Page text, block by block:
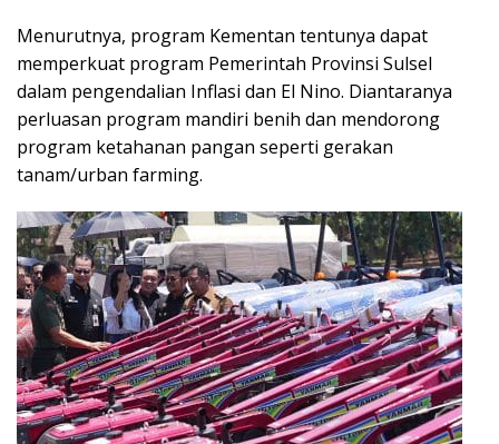
Menurutnya, program Kementan tentunya dapat
memperkuat program Pemerintah Provinsi Sulsel
dalam pengendalian Inflasi dan El Nino. Diantaranya
perluasan program mandiri benih dan mendorong
program ketahanan pangan seperti gerakan
tanam/urban farming.